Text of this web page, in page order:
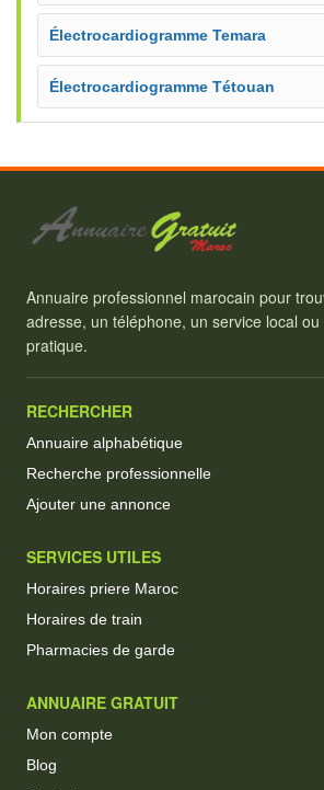
Électrocardiogramme Temara
Électrocardiogramme Tétouan
Annuaire professionnel marocain pour
adresse, un téléphone, un service local
pratique.
RECHERCHER
Annuaire alphabétique
Recherche professionnelle
Ajouter une annonce
SERVICES UTILES
Horaires priere Maroc
Horaires de train
Pharmacies de garde
ANNUAIRE GRATUIT
Mon compte
Blog